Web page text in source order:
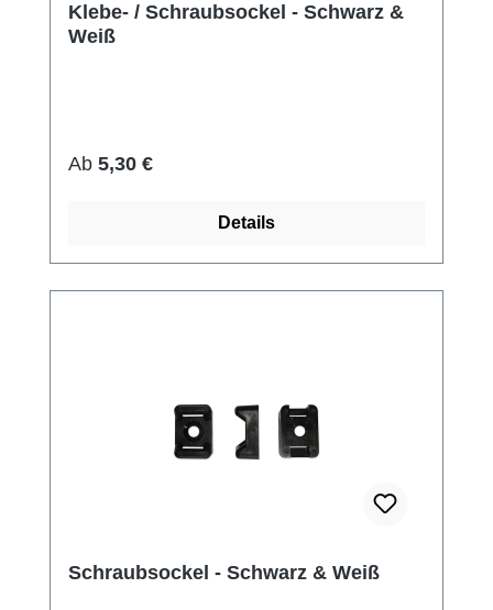
Klebe- / Schraubsockel - Schwarz &
Weiß
Regulärer Preis:
Ab 5,30 €
Details
Schraubsockel - Schwarz & Weiß